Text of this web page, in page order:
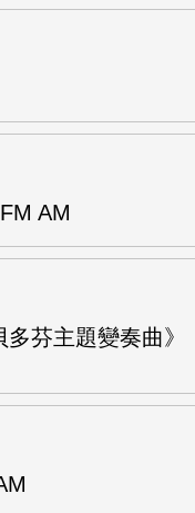
AM
芬主題變奏曲》